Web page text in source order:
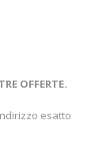
OFFERTE.
esatto